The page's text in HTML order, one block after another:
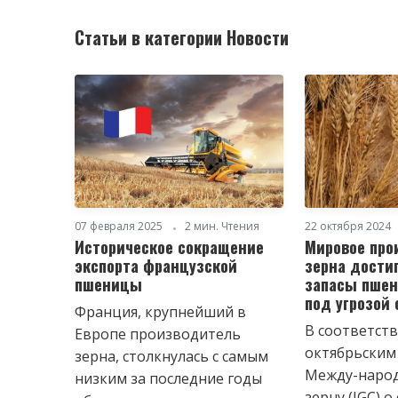
Статьи в категории Новости
07 февраля 2025 2 мин. Чтения
Историческое сокращение
экспорта французской
пшеницы
Франция, крупнейший в
Европе производитель
зерна, столкнулась с самым
низким за последние годы
22 октября 2024
Мировое
зерна
запасы
под
В
Между-